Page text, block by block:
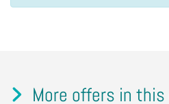
More offers in